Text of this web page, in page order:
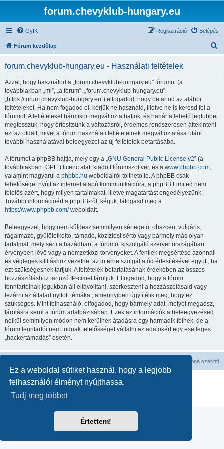
Ez a weboldal sütiket használ, hogy a legjobb
felhasználói élményt nyújthassa.
Tudj meg többet
Értettem!
forum.chevyklub-hungary.eu
GyIK Belépés
Regisztráció
Fórum kezdőlap
forum.chevyklub-hungary.eu - Használati feltételek
Azzal, hogy használod a „forum.chevyklub-hungary.eu” fórumot (a
továbbiakban „mi”, „a fórum”, „forum.chevyklub-hungary.eu”,
„https://forum.chevyklub-hungary.eu”) elfogadod, hogy betartod az alábbi
feltételeket. Ha nem fogadod el, kérjük ne használd, illetve ne is keresd fel a
fórumot. A feltételeket bármikor megváltoztathatjuk, és habár a lehető legtöbbet
megtesszük, hogy értesítsünk a változásról, érdemes rendszeresen áttekinteni
ezt az oldalt, mivel a fórum használati feltételeinek megváltoztatása utáni
további használatával beleegyezel az új feltételek betartásába.
A fórumot a phpBB hajtja, mely egy a „GNU General Public License v2” (a
továbbiakban „GPL”) licenc alatt kiadott fórumszoftver, és a www.phpbb.com,
valamint magyarul a phpbb.hu weboldalról tölthető le. A phpBB csak
lehetőséget nyújt az internet alapú kommunikációra; a phpBB Limited nem
felelős azért, hogy milyen tartalmakat, illetve magatartást engedélyezünk.
További információért a phpBB-ről, kérjük, látogasd meg a
https://www.phpbb.com/weboldalt.
Beleegyezel, hogy nem küldesz semmilyen sértegető, obszcén, vulgáris,
rágalmazó, gyűlöletkeltő, támadó, közízlést sértő vagy bármely más olyan
tartalmat, mely sérti a hazádban, a fórumot kiszolgáló szerver országában
érvényben lévő vagy a nemzetközi törvényeket. A fentiek megsértése azonnali
és végleges kitiltáshoz vezethet az internetszolgáltatód értesítésével együtt, ha
ezt szükségesnek tartjuk. A feltételek betartatásának érdekében az összes
hozzászóláshoz tartozó IP-címet tároljuk. Elfogadod, hogy a fórum
fenntartóinak jogukban áll eltávolítani, szerkeszteni a hozzászólásaid vagy
lezárni az általad nyitott témákat, amennyiben úgy ítélik meg, hogy ez
szükséges. Mint felhasználó, elfogadod, hogy bármely adat, melyet megadsz,
tárolásra kerül a fórum adatbázisában. Ezek az információk a beleegyezésed
nélkül semmilyen módon nem kerülnek átadásra egy harmadik félnek, de a
fórum fenntartói nem tudnak felelősséget vállalni az adatokért egy esetleges
„hackertámadás” esetén.
időzóna szerinti
Powered by phpBB
® Forum Software © phpBB Limited
Magyar fordítás ©
Adatvédelmi nyilatkozat